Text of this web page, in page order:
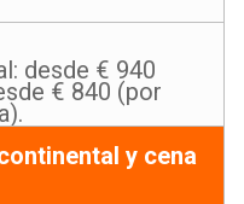
desde € 940
€ 840 (por
y cena